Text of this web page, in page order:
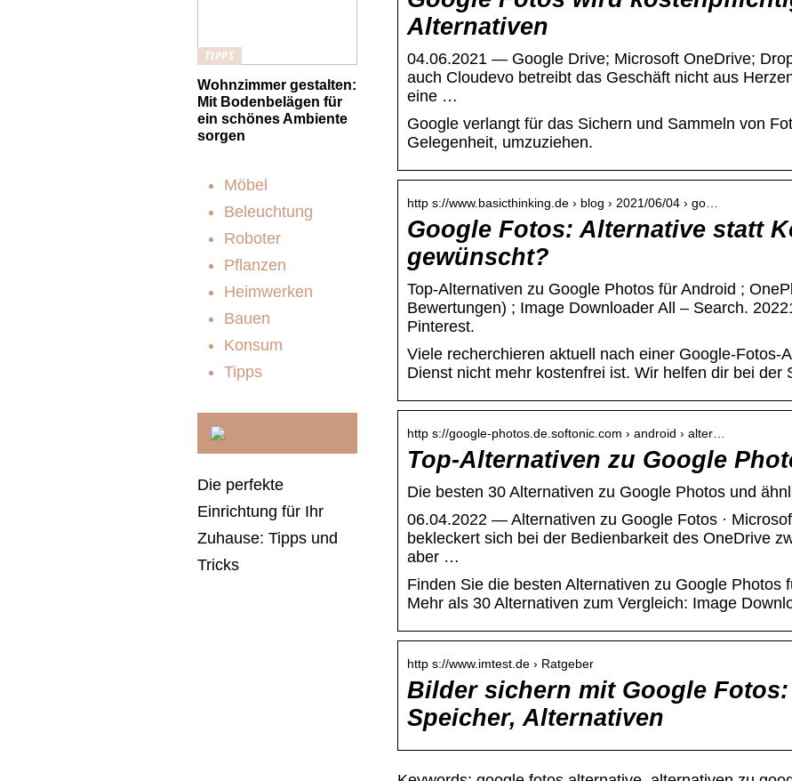
Alternativen
04.06.2021 — Google Drive; Microsoft OneDrive;
auch Cloudevo betreibt das Geschäft nicht aus
eine …
Google verlangt für das Sichern und Sammeln von
Gelegenheit, umzuziehen.
http s://www.basicthinking.de › blog › 2021/06/04 › go…
Google Fotos: Alternative statt
gewünscht?
Top-Alternativen zu Google Photos für Android ;
Bewertungen) ; Image Downloader All – Search.
Pinterest.
Viele recherchieren aktuell nach einer Google-Fotos-
Dienst nicht mehr kostenfrei ist. Wir helfen dir bei der
http s://google-photos.de.softonic.com › android › alter…
Top-Alternativen zu Google
Die besten 30 Alternativen zu Google Photos und
06.04.2022 — Alternativen zu Google Fotos ·
bekleckert sich bei der Bedienbarkeit des OneDrive
aber …
Finden Sie die besten Alternativen zu Google Photos
Mehr als 30 Alternativen zum Vergleich: Image
http s://www.imtest.de › Ratgeber
Bilder sichern mit Google Fotos:
Speicher, Alternativen
TIPPS
Wohnzimmer gestalten:
Mit Bodenbelägen für
ein schönes Ambiente
sorgen
Möbel
Beleuchtung
Roboter
Pflanzen
Heimwerken
Bauen
Konsum
Tipps
Die perfekte
Einrichtung für Ihr
Zuhause: Tipps und
Tricks